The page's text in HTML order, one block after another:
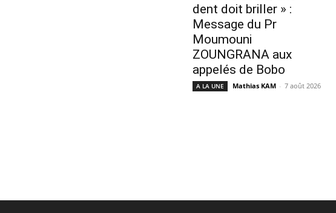
dent doit briller » :
Message du Pr
Moumouni
ZOUNGRANA aux
appelés de Bobo
A LA UNE Mathias KAM - 7 août 2026